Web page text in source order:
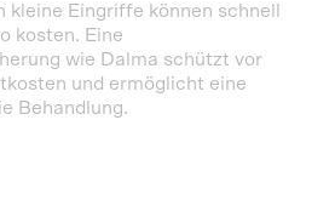
Eingriffe können schnell
kosten. Eine
wie Dalma schützt vor
und ermöglicht eine
Behandlung.